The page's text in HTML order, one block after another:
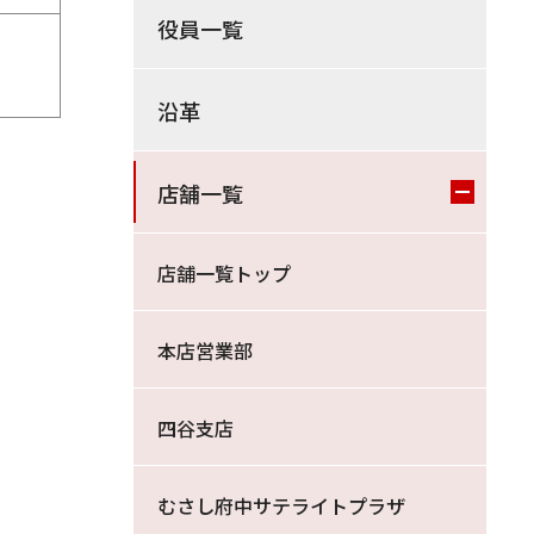
役員一覧
沿革
店舗一覧
店舗一覧トップ
本店営業部
四谷支店
むさし府中サテライトプラザ